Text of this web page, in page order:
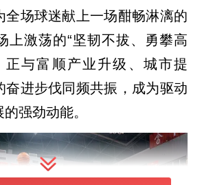
全场球迷献上一场酣畅淋漓的
上激荡的“坚韧不拔、勇攀高
正与富顺产业升级、城市提
奋进步伐同频共振，成为驱动
强劲动能。